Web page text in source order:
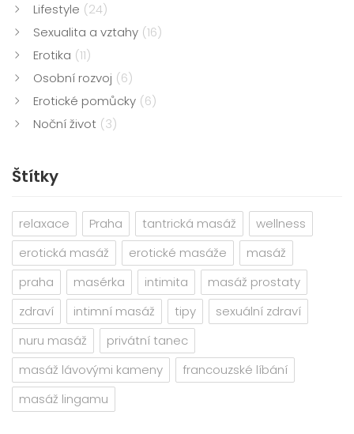
Lifestyle (24)
Sexualita a vztahy (16)
Erotika (11)
Osobní rozvoj (6)
Erotické pomůcky (6)
Noční život (3)
Štítky
relaxace Praha tantrická masáž
wellness
erotická masáž
erotické masáže
masáž
praha
masérka intimita
masáž prostaty
zdraví
intimní masáž tipy
sexuální zdraví
nuru masáž
privátní tanec
masáž lávovými kameny
francouzské líbání
masáž lingamu